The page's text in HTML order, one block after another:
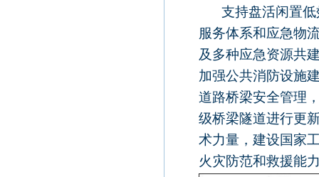
支持盘活闲置
服务体系和应急物
及多种应急资源共
加强公共消防设施
道路桥梁安全管理
级桥梁隧道进行更
术力量，建设国家
火灾防范和救援能